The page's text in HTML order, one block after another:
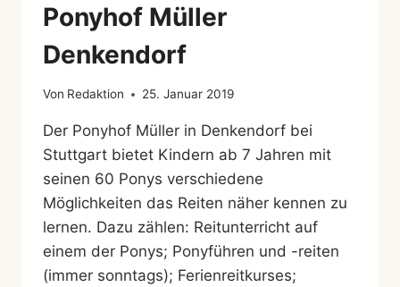
Ponyhof Müller
Denkendorf
Von Redaktion 25. Januar 2019
Der Ponyhof Müller in Denkendorf bei
Stuttgart bietet Kindern ab 7 Jahren mit
seinen 60 Ponys verschiedene
Möglichkeiten das Reiten näher kennen zu
lernen. Dazu zählen: Reitunterricht auf
einem der Ponys; Ponyführen und -reiten
(immer sonntags); Ferienreitkurses;